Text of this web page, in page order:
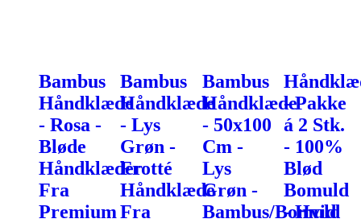
Bambus
Håndklæde
- Rosa -
Bløde
Håndklæder
Fra
Premium
Bambus
Håndklæde
- Lys
Grøn -
Frotté
Håndklæde
Fra
Bambus
Håndklæde
- 50x100
Cm -
Lys
Grøn -
Bambus/Bomuld
- Pakke
á 2 Stk.
- 100%
Blød
Bomuld
- Hvid